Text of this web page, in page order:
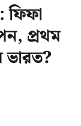
প্রথম
ভারত?